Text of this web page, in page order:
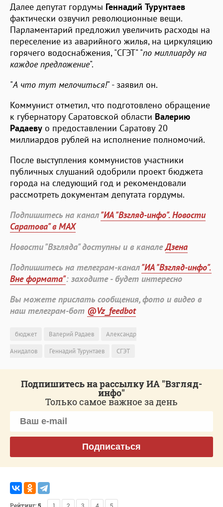
Далее депутат гордумы Геннадий Турунтаев
фактически озвучил революционные вещи.
Парламентарий предложил увеличить расходы на
переселение из аварийного жилья, на циркуляцию
горячего водоснабжения, "СГЭТ" "по миллиарду на
каждое предложение".
"А что тут мелочиться!" - заявил он.
Коммунист отметил, что подготовлено обращение
к губернатору Саратовской области Валерию
Радаеву о предоставлении Саратову 20
миллиардов рублей на исполнение полномочий.
После выступления коммунистов участники
публичных слушаний одобрили проект бюджета
города на следующий год и рекомендовали
рассмотреть документам депутата гордумы.
Подпишитесь на канал"ИА "Взгляд-инфо". Новости
Саратова" в MAX
Новости "Взгляда" доступны и в каналеДзена
Подпишитесь на телеграм-канал"ИА "Взгляд-инфо".
Вне формата": заходите - будет интересно
Вы можете прислать сообщения, фото и видео в
наш телеграм-бот @Vz_feedbot
бюджет Валерий Радаев
Александр
Анидалов
Геннадий Турунтаев СГЭТ
Подпишитесь на рассылку ИА "Взгляд-
инфо"
Только самое важное за день
Подписаться